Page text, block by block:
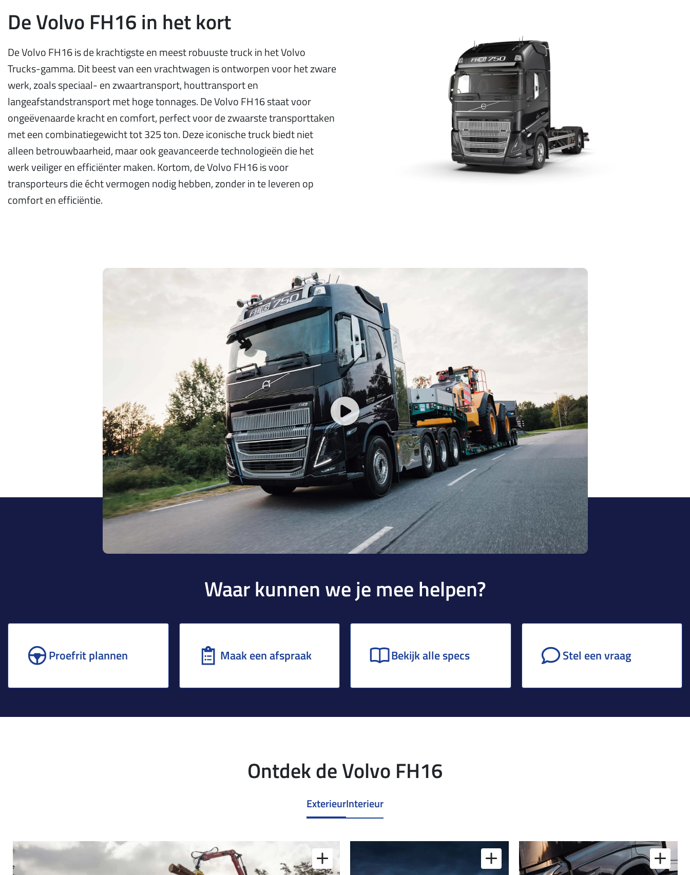
De Volvo FH16 in het kort
De Volvo FH16 is de krachtigste en meest robuuste truck in het Volvo
Trucks-gamma. Dit beest van een vrachtwagen is ontworpen voor het zware
werk, zoals speciaal- en zwaartransport, houttransport en
langeafstandstransport met hoge tonnages. De Volvo FH16 staat voor
ongeëvenaarde kracht en comfort, perfect voor de zwaarste transporttaken
met een combinatiegewicht tot 325 ton. Deze iconische truck biedt niet
alleen betrouwbaarheid, maar ook geavanceerde technologieën die het
werk veiliger en efficiënter maken. Kortom, de Volvo FH16 is voor
transporteurs die écht vermogen nodig hebben, zonder in te leveren op
comfort en efficiëntie.
Waar kunnen we je mee helpen?
Proefrit plannen Maak een afspraak Bekijk alle specs Stel een vraag
Ontdek de Volvo FH16
ExterieurInterieur